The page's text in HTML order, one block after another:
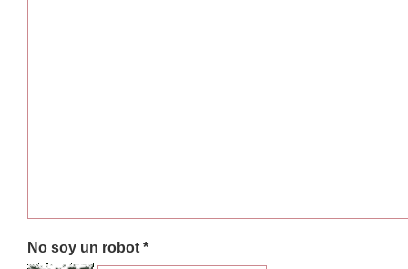
No soy un robot *